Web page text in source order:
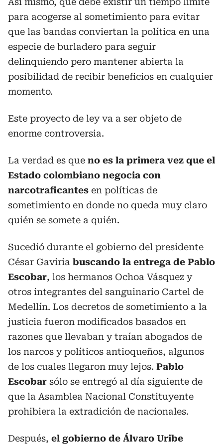
para acogerse al sometimiento para evitar
que las bandas conviertan la política en una
especie de burladero para seguir
delinquiendo pero mantener abierta la
posibilidad de recibir beneficios en cualquier
momento.
Este proyecto de ley va a ser objeto de
enorme controversia.
La verdad es que no es la primera vez que el
Estado colombiano negocia con
narcotraficantes en políticas de
sometimiento en donde no queda muy claro
quién se somete a quién.
Sucedió durante el gobierno del presidente
César Gaviria buscando la entrega de Pablo
Escobar, los hermanos Ochoa Vásquez y
otros integrantes del sanguinario Cartel de
Medellín. Los decretos de sometimiento a la
justicia fueron modificados basados en
razones que llevaban y traían abogados de
los narcos y políticos antioqueños, algunos
de los cuales llegaron muy lejos. Pablo
Escobar sólo se entregó al día siguiente de
que la Asamblea Nacional Constituyente
prohibiera la extradición de nacionales.
Después, el gobierno de Álvaro Uribe